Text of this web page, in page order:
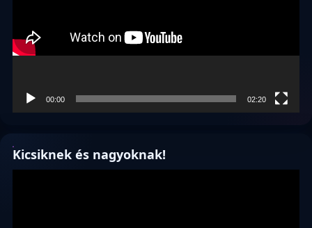
00:00 02:20
Kicsiknek és nagyoknak!